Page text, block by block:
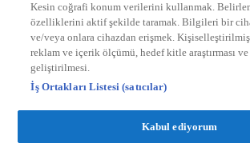
Kesin coğrafi konum verilerini kullanmak.
özelliklerini aktif şekilde taramak. Bilgileri bir
ve/veya onlara cihazdan erişmek.
reklam ve içerik ölçümü, hedef kitle araştırması
geliştirilmesi.
İş Ortakları Listesi (satıcılar)
Kabul ediyorum